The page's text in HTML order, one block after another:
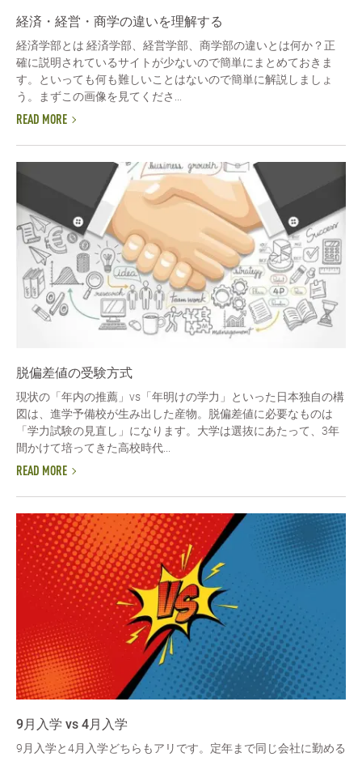
経済・経営・商学の違いを理解する
経済学部とは 経済学部、経営学部、商学部の違いとは何か？正
確に説明されているサイトが少ないので簡単にまとめておきま
す。といっても何も難しいことはないので簡単に解説しましょ
う。まずこの画像を見てくださ...
READ MORE
脱偏差値の受験方式
現状の「年内の推薦」vs「年明けの学力」といった日本独自の構
図は、進学予備校が生み出した産物。脱偏差値に必要なものは
「学力試験の見直し」になります。大学は選抜にあたって、3年
間かけて培ってきた高校時代...
READ MORE
9月入学 vs 4月入学
9月入学と4月入学どちらもアリです。定年まで同じ会社に勤める